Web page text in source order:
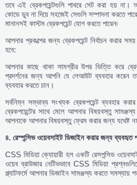
তবে এই ব্রেকপয়েন্টগুলি পাথরে সেট করা হয় না।
কোডে ডুব না দিয়ে সহজেই সেগুলি সম্পাদনা করতে
মানানসই কাস্টম ব্রেকপয়েন্ট যোগ করতে পারেন৷
আপনার প্রকল্পের জন্য ব্রেকপয়েন্ট নির্বাচন করার
হবে:
আপনার কাছে থাকা সামগ্রীর উপর ভিত্তি করে
প্রদর্শনের জন্য আপনি যে লেআউট ব্যবহার করেন
ব্যবহার করতে চান।
সর্বনিম্ন সম্ভাব্য সংখ্যক ব্রেকপয়েন্ট ব্যবহার
ব্রেকপয়েন্টের সাথে মেলে আপনার বিষয়বস্তু
আপনাকে আপনার বিষয়বস্তু ফ্রেম করার জন্য যথেষ্ট
৪. রেস্পন্সিভওয়েবসাইটডিজাইনকরারজন্যব্যবহৃত
CSS মিডিয়া ক্যোয়ারী হল একটি রেসপন্সিভ
ওয়েব ব্রাউজার নেটিভভাবে CSS মিডিয়া
প্ল্যাটফর্মে আপনার ডিজাইন সামঞ্জস্য করতে সমস্যায়